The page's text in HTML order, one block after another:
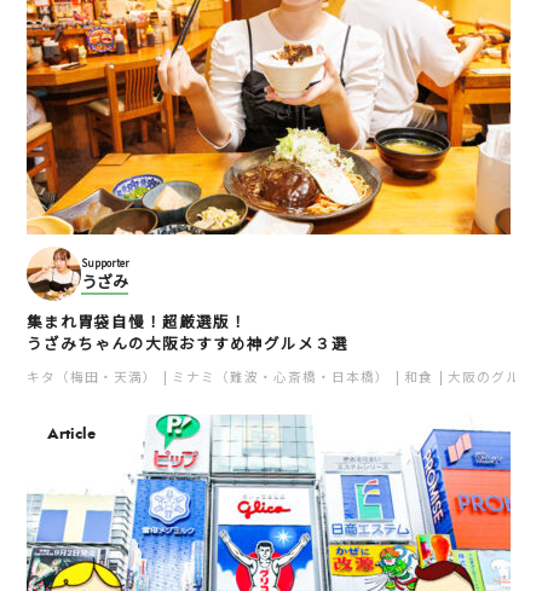
Supporter
うざみ
集まれ胃袋自慢！超厳選版！
うざみちゃんの大阪おすすめ神グルメ３選
キタ（梅田・天満） ミナミ（難波・心斎橋・日本橋） 和食 大阪のグルメ
Article